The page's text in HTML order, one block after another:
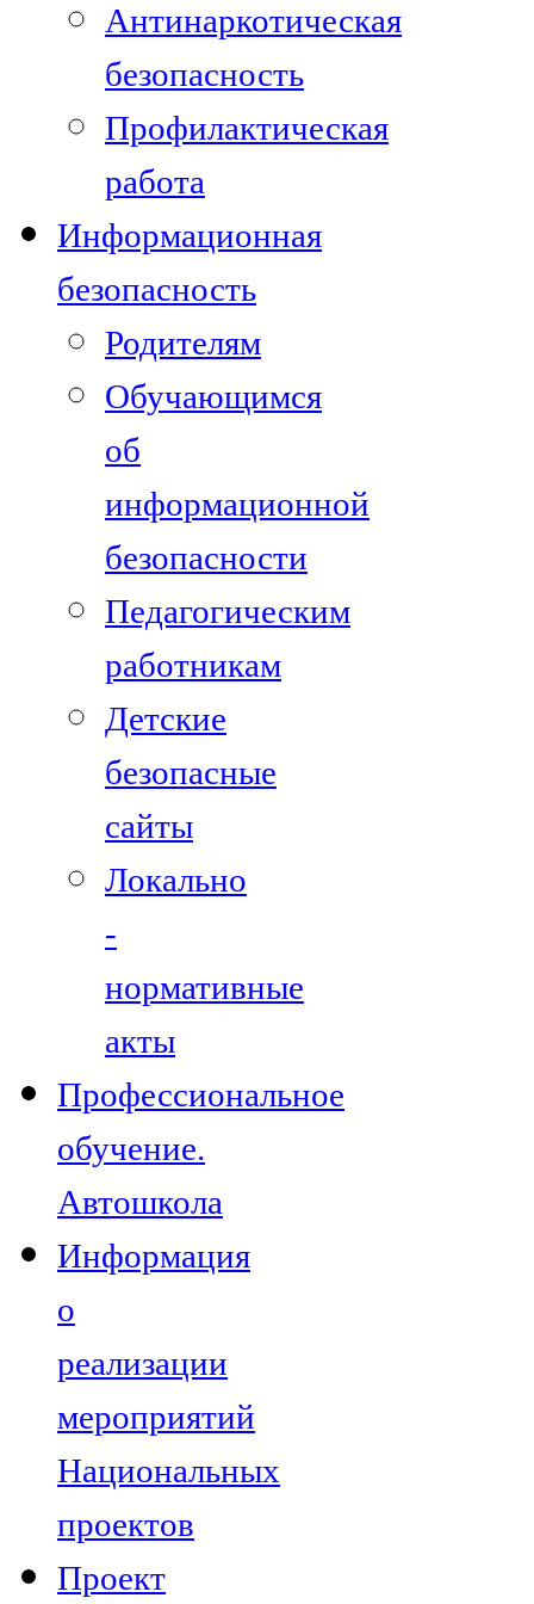
Антинаркотическая
безопасность
Профилактическая
работа
Информационная
безопасность
Родителям
Обучающимся
об
информационной
безопасности
Педагогическим
работникам
Детские
безопасные
сайты
Локально
-
нормативные
акты
Профессиональное
обучение.
Автошкола
Информация
о
реализации
мероприятий
Национальных
проектов
Проект